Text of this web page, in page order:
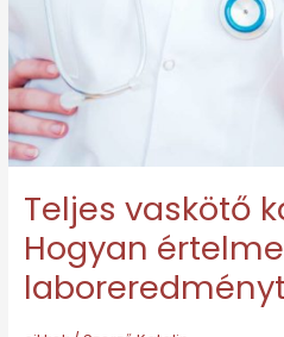
Teljes vaskötő
Hogyan
laboreredményt?